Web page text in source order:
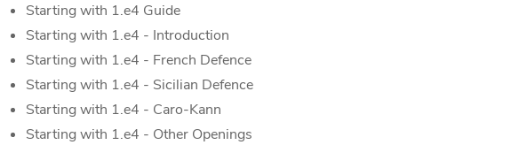
Starting with 1.e4 Guide
Starting with 1.e4 - Introduction
Starting with 1.e4 - French Defence
Starting with 1.e4 - Sicilian Defence
Starting with 1.e4 - Caro-Kann
Starting with 1.e4 - Other Openings